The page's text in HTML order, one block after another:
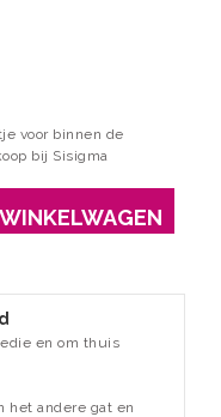
voor binnen de
bij Sisigma
en om thuis
het andere gat en